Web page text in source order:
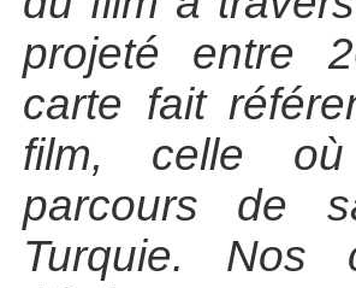
projeté entre
carte fait
film, celle
parcours de
Turquie. Nos